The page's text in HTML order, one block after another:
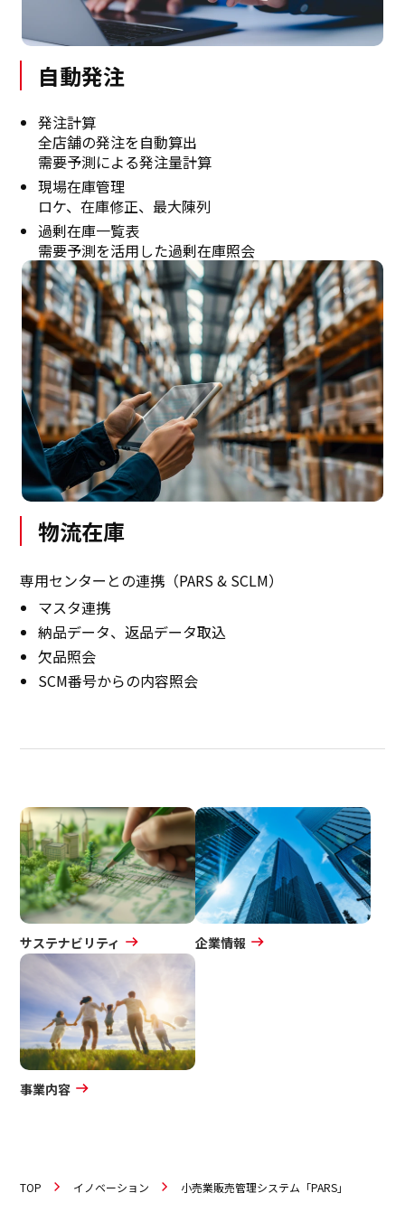
自動発注
発注計算
全店舗の発注を自動算出
需要予測による発注量計算
現場在庫管理
ロケ、在庫修正、最大陳列
過剰在庫一覧表
需要予測を活用した過剰在庫照会
物流在庫
専用センターとの連携（PARS & SCLM）
マスタ連携
納品データ、返品データ取込
欠品照会
SCM番号からの内容照会
サステナビリティ 企業情報
事業内容
TOP イノベーション 小売業販売管理システム「PARS」